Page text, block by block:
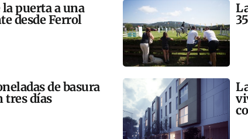
la puerta a una
desde Ferrol
de basura
tres días